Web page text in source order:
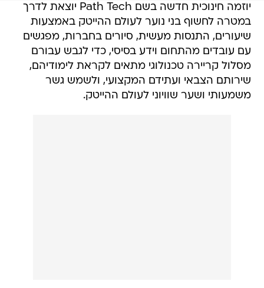
יוזמה חינוכית חדשה בשם Path Tech יוצאת לדרך
במטרה לחשוף בני נוער לעולם ההייטק באמצעות
שיעורים, התנסות מעשית, סיורים בחברות, מפגשים
עם עובדים מהתחום וידע בסיסי, כדי לגבש עבורם
מסלול קריירה טכנולוגי מתאים לקראת לימודיהם,
שירותם הצבאי ועתידם המקצועי, ולשמש גשר
משמעותי ושער שוויוני לעולם ההייטק.